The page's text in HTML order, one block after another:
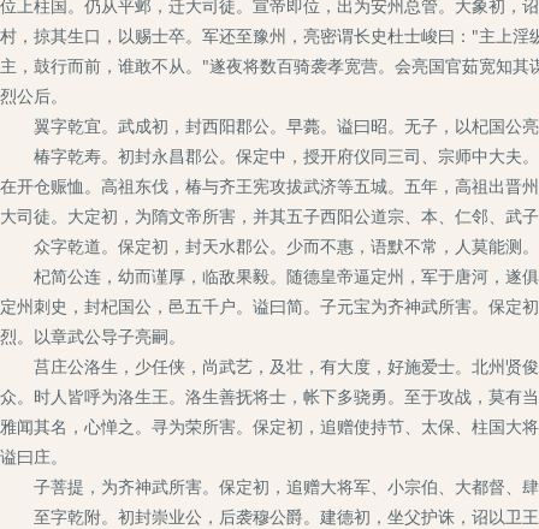
位上柱国。仍从平邺，迁大司徒。宣帝即位，出为安州总管。大象初，
村，掠其生口，以赐士卒。军还至豫州，亮密谓长史杜士峻曰："主上
主，鼓行而前，谁敢不从。"遂夜将数百骑袭孝宽营。会亮国官茹宽知
烈公后。
翼字乾宜。武成初，封西阳郡公。早薨。谥曰昭。无子，以杞国公
椿字乾寿。初封永昌郡公。保定中，授开府仪同三司、宗师中大夫
在开仓赈恤。高祖东伐，椿与齐王宪攻拔武济等五城。五年，高祖出晋
大司徒。大定初，为隋文帝所害，并其五子西阳公道宗、本、仁邻、武
众字乾道。保定初，封天水郡公。少而不惠，语默不常，人莫能测
杞简公连，幼而谨厚，临敌果毅。随德皇帝逼定州，军于唐河，遂
定州刺史，封杞国公，邑五千户。谥曰简。子元宝为齐神武所害。保
烈。以章武公导子亮嗣。
莒庄公洛生，少任侠，尚武艺，及壮，有大度，好施爱士。北州贤
众。时人皆呼为洛生王。洛生善抚将士，帐下多骁勇。至于攻战，莫有
雅闻其名，心惮之。寻为荣所害。保定初，追赠使持节、太保、柱国大
谥曰庄。
子菩提，为齐神武所害。保定初，追赠大将军、小宗伯、大都督、
至字乾附。初封崇业公，后袭穆公爵。建德初，坐父护诛，诏以卫